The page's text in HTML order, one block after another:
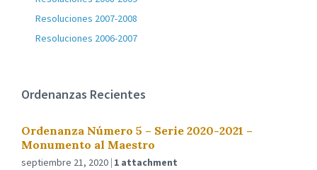
Resoluciones 2007-2008
Resoluciones 2006-2007
Ordenanzas Recientes
Ordenanza Número 5 – Serie 2020-2021 –
Monumento al Maestro
septiembre 21, 2020 1 attachment